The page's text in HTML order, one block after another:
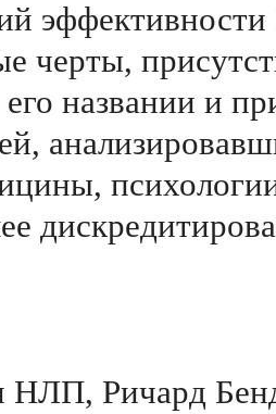
черты,
названии и
НЛП, Ричард